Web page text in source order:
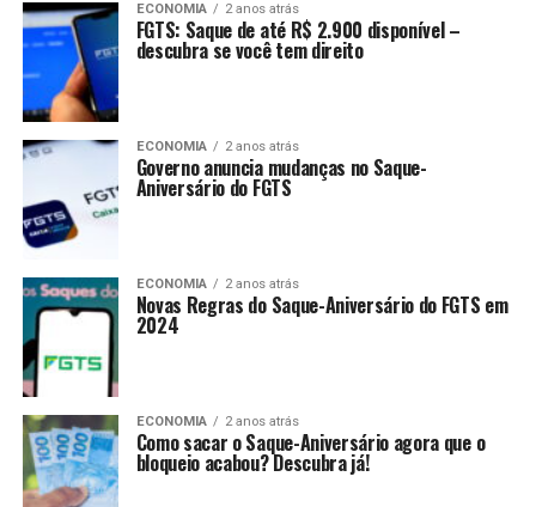
ECONOMIA 2 anos atrás
FGTS: Saque de até R$ 2.900 disponível –
descubra se você tem direito
ECONOMIA 2 anos atrás
Governo anuncia mudanças no Saque-
Aniversário do FGTS
ECONOMIA 2 anos atrás
Novas Regras do Saque-Aniversário do FGTS em
2024
ECONOMIA 2 anos atrás
Como sacar o Saque-Aniversário agora que o
bloqueio acabou? Descubra já!